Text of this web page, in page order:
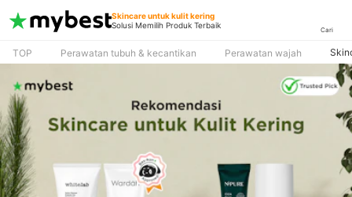
Skincare untuk kulit kering
Solusi Memilih Produk Terbaik
Cari
TOP Perawatan tubuh & kecantikan Perawatan wajah